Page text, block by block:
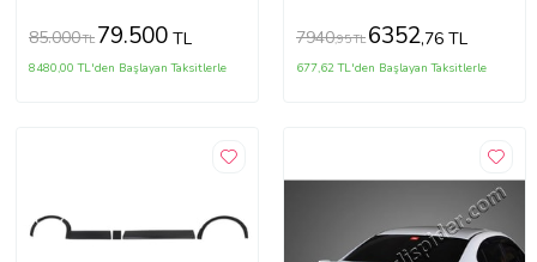
85.000TL 79.500TL
8480,00 TL'den Başlayan Taksitlerle
7940,95 TL 6352,76 TL
677,62 TL'den Başlayan Taksitlerle